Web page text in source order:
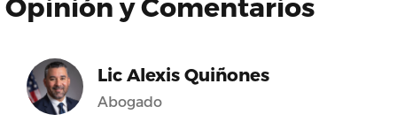
Lic Alexis Quiñones
Abogado